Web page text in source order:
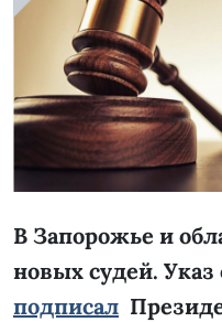
В Запорожье и
новых судей. Указ
подписал